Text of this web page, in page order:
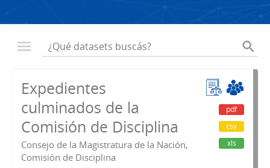
Expedientes
culminados de la
Comisión de Disciplina
Consejo de la Magistratura de la Nación,
Comisión de Disciplina
pdf
csv
xls